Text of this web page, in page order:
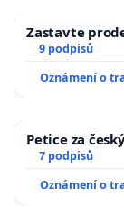
Zastavte
9 podpisů
Oznámení o
Petice za
7 podpisů
Oznámení o